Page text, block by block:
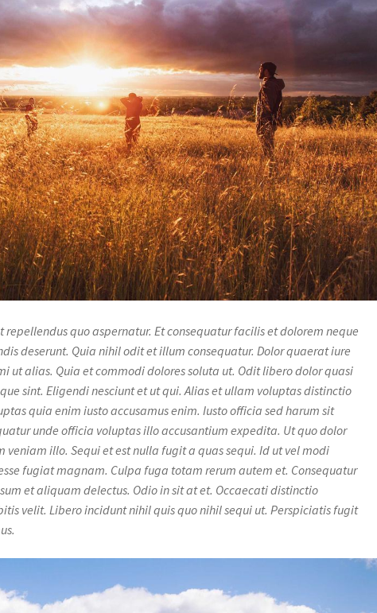
quo aspernatur. Et consequatur facilis et dolorem neque
deserunt. Quia nihil odit et illum consequatur. Dolor quaerat iure
ut alias. Quia et commodi dolores soluta ut. Odit libero dolor quasi
sint. Eligendi nesciunt et ut qui. Alias et ullam voluptas distinctio
quia enim iusto accusamus enim. Iusto officia sed harum sit
unde officia voluptas illo accusantium expedita. Ut quo dolor
veniam illo. Sequi et est nulla fugit a quas sequi. Id ut vel modi
fugiat magnam. Culpa fuga totam rerum autem et. Consequatur
et aliquam delectus. Odio in sit at et. Occaecati distinctio
velit. Libero incidunt nihil quis quo nihil sequi ut. Perspiciatis fugit